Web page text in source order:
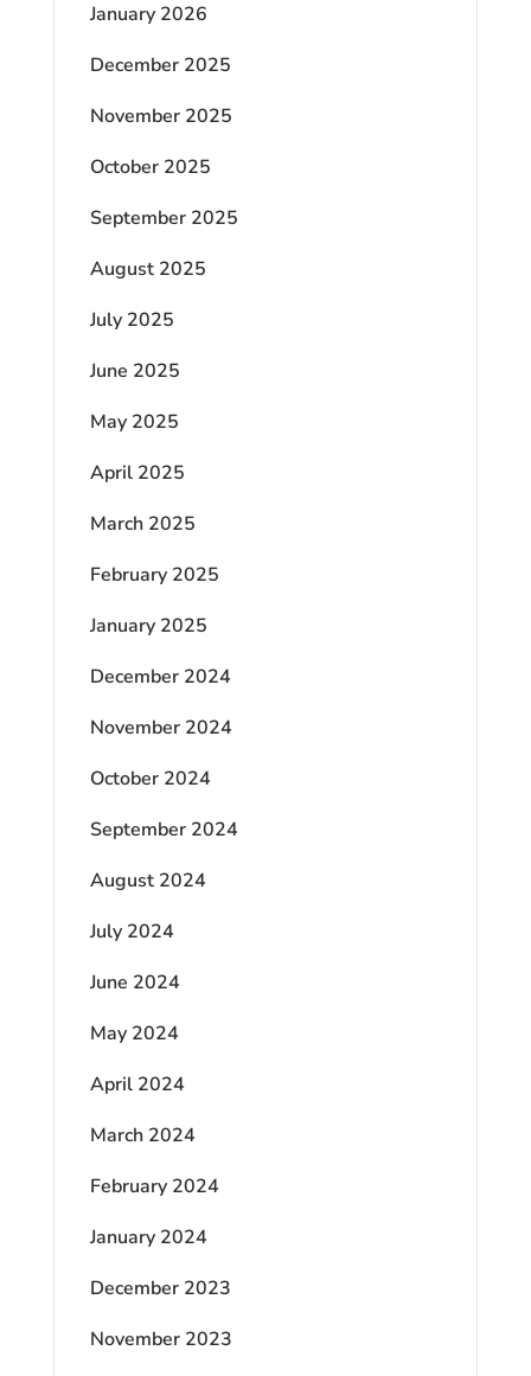
January 2026
December 2025
November 2025
October 2025
September 2025
August 2025
July 2025
June 2025
May 2025
April 2025
March 2025
February 2025
January 2025
December 2024
November 2024
October 2024
September 2024
August 2024
July 2024
June 2024
May 2024
April 2024
March 2024
February 2024
January 2024
December 2023
November 2023